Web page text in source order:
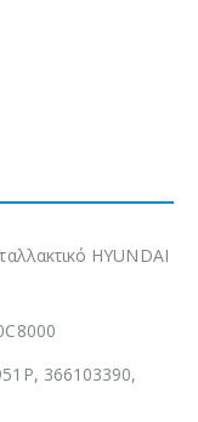
HYUNDAI
366103390,